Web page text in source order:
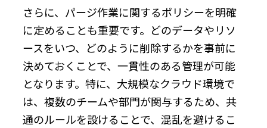
さらに、パージ作業に関するポリシーを明確
に定めることも重要です。どのデータやリソ
ースをいつ、どのように削除するかを事前に
決めておくことで、一貫性のある管理が可能
となります。特に、大規模なクラウド環境で
は、複数のチームや部門が関与するため、共
通のルールを設けることで、混乱を避けるこ